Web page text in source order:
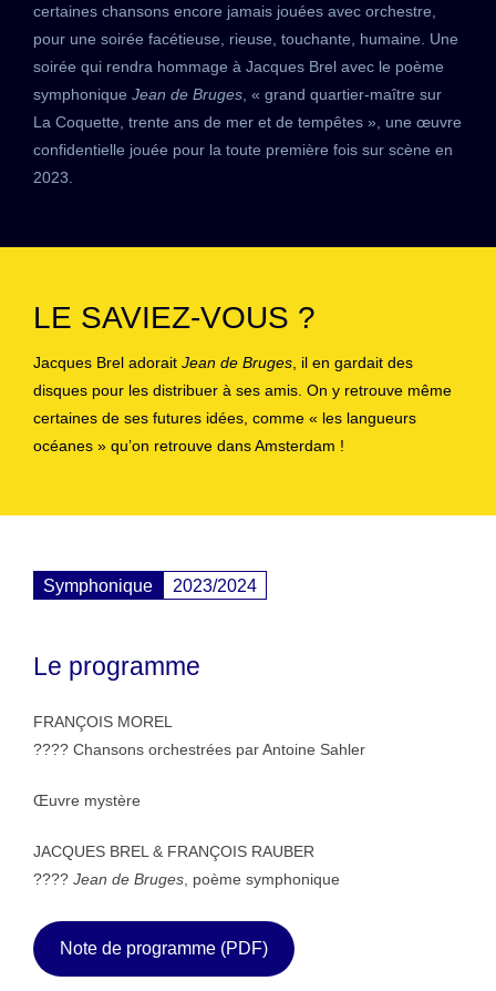
certaines chansons encore jamais jouées avec orchestre,
pour une soirée facétieuse, rieuse, touchante, humaine. Une
soirée qui rendra hommage à Jacques Brel avec le poème
symphonique Jean de Bruges , « grand quartier-maître sur
La Coquette, trente ans de mer et de tempêtes », une œuvre
confidentielle jouée pour la toute première fois sur scène en
2023.
LE SAVIEZ-VOUS ?
Jacques Brel adorait Jean de Bruges , il en gardait des
disques pour les distribuer à ses amis. On y retrouve même
certaines de ses futures idées, comme « les langueurs
océanes » qu’on retrouve dans Amsterdam !
Symphonique 2023/2024
Le programme
FRANÇOIS MOREL
???? Chansons orchestrées par Antoine Sahler
Œuvre mystère
JACQUES BREL & FRANÇOIS RAUBER
???? Jean de Bruges , poème symphonique
Note de programme (PDF)